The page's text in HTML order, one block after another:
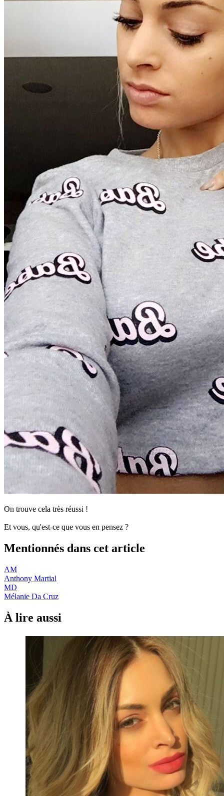
On trouve cela très réussi !
Et vous, qu'est-ce que vous en pensez ?
Mentionnés dans cet article
AM
Anthony Martial
MD
Mélanie Da Cruz
À lire aussi